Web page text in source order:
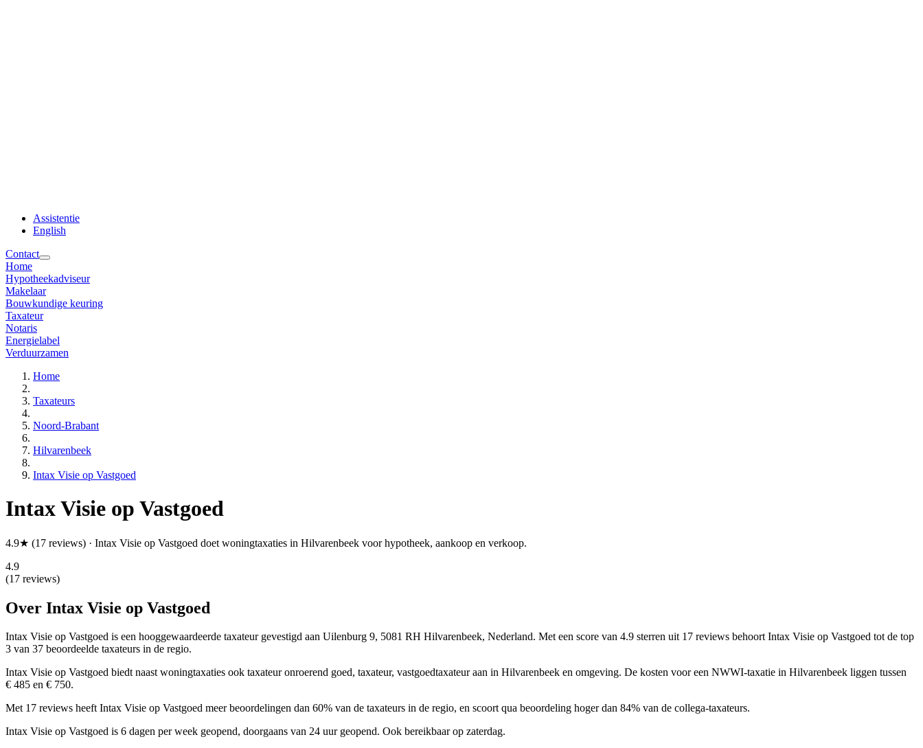
Assistentie
English
Contact
Home
Hypotheekadviseur
Makelaar
Bouwkundige keuring
Taxateur
Notaris
Energielabel
Verduurzamen
Home
Taxateurs
Noord-Brabant
Hilvarenbeek
Intax Visie op Vastgoed
Intax Visie op Vastgoed
4.9★ (17 reviews) · Intax Visie op Vastgoed doet woningtaxaties in Hilvarenbeek voor hypotheek, aankoop en verkoop.
4.9
(17 reviews)
Over Intax Visie op Vastgoed
Intax Visie op Vastgoed is een hooggewaardeerde taxateur gevestigd aan Uilenburg 9, 5081 RH Hilvarenbeek, Nederland. Met een score van 4.9 sterren uit 17 reviews behoort Intax Visie op Vastgoed tot de top
3 van 37 beoordeelde taxateurs in de regio.
Intax Visie op Vastgoed biedt naast woningtaxaties ook taxateur onroerend goed, taxateur, vastgoedtaxateur aan in Hilvarenbeek en omgeving. De kosten voor een NWWI-taxatie in Hilvarenbeek liggen tussen
€ 485 en € 750.
Met 17 reviews heeft Intax Visie op Vastgoed meer beoordelingen dan 60% van de taxateurs in de regio, en scoort qua beoordeling hoger dan 84% van de collega-taxateurs.
Intax Visie op Vastgoed is 6 dagen per week geopend, doorgaans van 24 uur geopend. Ook bereikbaar op zaterdag.